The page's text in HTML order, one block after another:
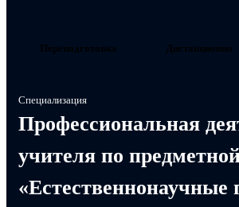
Переподготовка Дистанционно
Специализация
Профессиональная
учителя по
«Естественнонаучные